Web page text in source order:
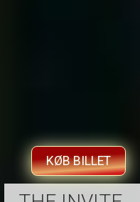
KØB BILLET